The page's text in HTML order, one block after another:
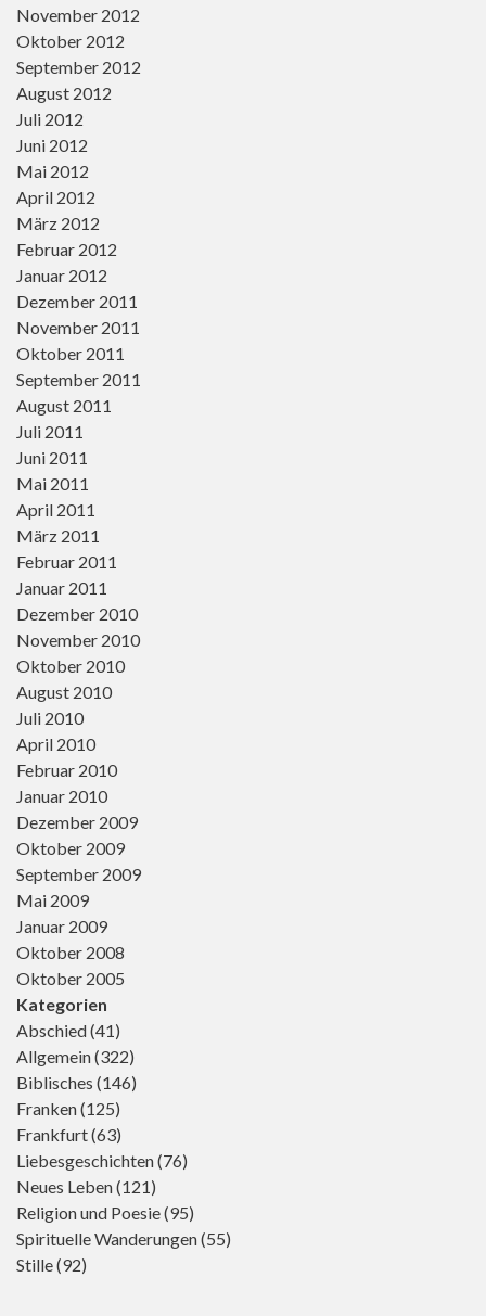
November 2012
Oktober 2012
September 2012
August 2012
Juli 2012
Juni 2012
Mai 2012
April 2012
März 2012
Februar 2012
Januar 2012
Dezember 2011
November 2011
Oktober 2011
September 2011
August 2011
Juli 2011
Juni 2011
Mai 2011
April 2011
März 2011
Februar 2011
Januar 2011
Dezember 2010
November 2010
Oktober 2010
August 2010
Juli 2010
April 2010
Februar 2010
Januar 2010
Dezember 2009
Oktober 2009
September 2009
Mai 2009
Januar 2009
Oktober 2008
Oktober 2005
Kategorien
Abschied(41)
Allgemein(322)
Biblisches (146)
Franken(125)
Frankfurt(63)
Liebesgeschichten(76)
Neues Leben(121)
Religion und Poesie(95)
Spirituelle Wanderungen(55)
Stille(92)